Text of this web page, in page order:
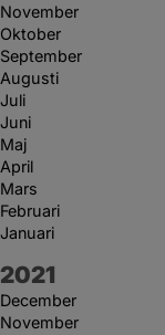
November
Oktober
September
Augusti
Juli
Juni
Maj
April
Mars
Februari
Januari
År:
2021
December
November